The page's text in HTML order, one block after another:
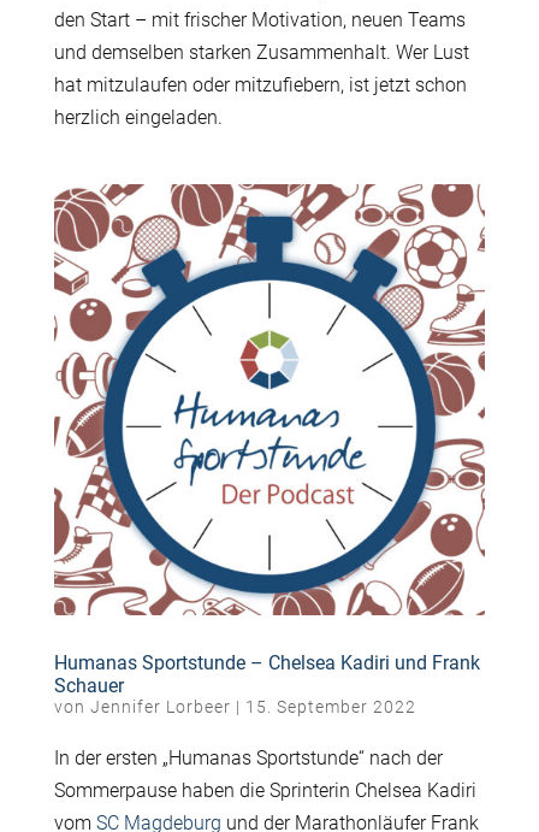
den Start – mit frischer Motivation, neuen Teams
und demselben starken Zusammenhalt. Wer Lust
hat mitzulaufen oder mitzufiebern, ist jetzt schon
herzlich eingeladen.
Humanas Sportstunde – Chelsea Kadiri und Frank
Schauer
von Jennifer Lorbeer | 15. September 2022
In der ersten „Humanas Sportstunde“ nach der
Sommerpause haben die Sprinterin Chelsea Kadiri
vom SC Magdeburg und der Marathonläufer Frank